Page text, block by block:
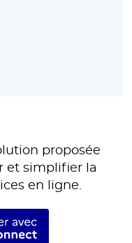
proposée
et simplifier la
en ligne.
avec